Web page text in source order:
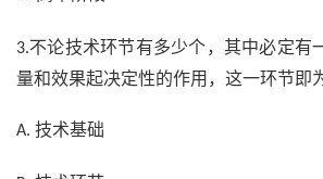
3.不论技术环节有多少个，其中必定有
量和效果起决定性的作用，这一环节即
A. 技术基础